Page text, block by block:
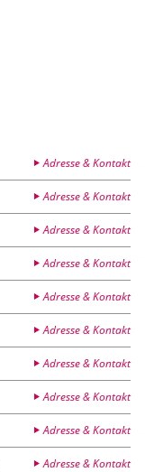
Adresse & Kontakt
Adresse & Kontakt
Adresse & Kontakt
Adresse & Kontakt
Adresse & Kontakt
Adresse & Kontakt
Adresse & Kontakt
Adresse & Kontakt
Adresse & Kontakt
Adresse & Kontakt